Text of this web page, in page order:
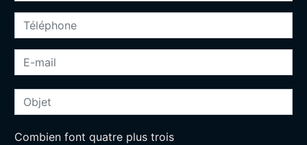
Combien font quatre plus trois